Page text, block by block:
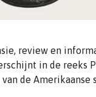
review en
in de reeks
de